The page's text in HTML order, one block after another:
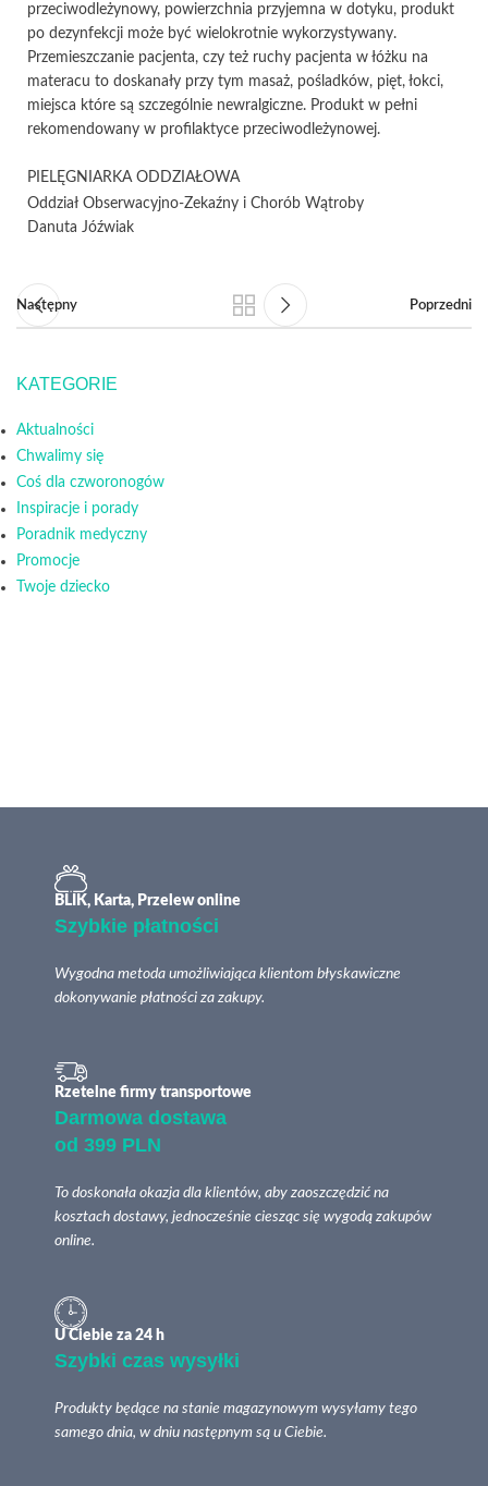
przeciwodleżynowy, powierzchnia przyjemna w dotyku, produkt
po dezynfekcji może być wielokrotnie wykorzystywany.
Przemieszczanie pacjenta, czy też ruchy pacjenta w łóżku na
materacu to doskanały przy tym masaż, pośladków, pięt, łokci,
miejsca które są szczególnie newralgiczne. Produkt w pełni
rekomendowany w profilaktyce przeciwodleżynowej.
PIELĘGNIARKA ODDZIAŁOWA
Oddział Obserwacyjno-Zekaźny i Chorób Wątroby
Danuta Jóźwiak
Następny Poprzedni
KATEGORIE
Aktualności
Chwalimy się
Coś dla czworonogów
Inspiracje i porady
Poradnik medyczny
Promocje
Twoje dziecko
BLIK, Karta, Przelew online
Szybkie płatności
Wygodna metoda umożliwiająca klientom błyskawiczne
dokonywanie płatności za zakupy.
Rzetelne firmy transportowe
Darmowa dostawa
od 399 PLN
To doskonała okazja dla klientów, aby zaoszczędzić na
kosztach dostawy, jednocześnie ciesząc się wygodą zakupów
online.
U Ciebie za 24 h
Szybki czas wysyłki
Produkty będące na stanie magazynowym wysyłamy tego
samego dnia, w dniu następnym są u Ciebie.